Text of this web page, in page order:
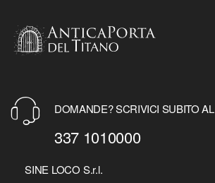
DOMANDE? SCRIVICI SUBITO AL
337 1010000
SINE LOCO S.r.l.